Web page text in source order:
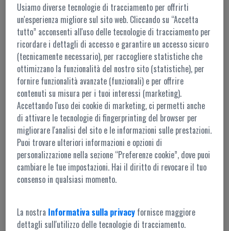
ACCESSO AL PORTALE
I contenuti di questo portale sono accessibili ai soli utenti registrati.
L'accesso è possibile tramiteMyZEISS
Per ulteriori informazioni,contattaci
Accesso amministrazione
Usiamo diverse tecnologie di tracciamento per offrirti
un'esperienza migliore sul sito web. Cliccando su “Accetta
tutto” acconsenti all'uso delle tecnologie di tracciamento per
ricordare i dettagli di accesso e garantire un accesso sicuro
(tecnicamente necessario), per raccogliere statistiche che
ottimizzano la funzionalità del nostro sito (statistiche), per
fornire funzionalità avanzate (funzionali) e per offrire
contenuti su misura per i tuoi interessi (marketing).
Accettando l'uso dei cookie di marketing, ci permetti anche
di attivare le tecnologie di fingerprinting del browser per
migliorare l'analisi del sito e le informazioni sulle prestazioni.
Puoi trovare ulteriori informazioni e opzioni di
personalizzazione nella sezione “Preferenze cookie”, dove puoi
cambiare le tue impostazioni. Hai il diritto di revocare il tuo
consenso in qualsiasi momento.
La nostra Informativa sulla privacy fornisce maggiore
dettagli sull'utilizzo delle tecnologie di tracciamento.